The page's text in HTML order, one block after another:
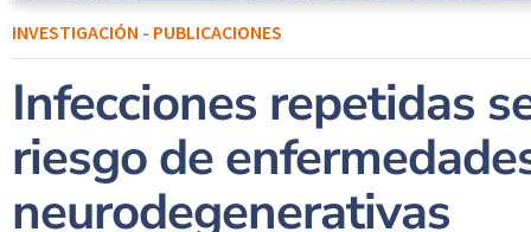
INVESTIGACIÓN - PUBLICACIONES
Infecciones repetidas
riesgo de
neurodegenerativas